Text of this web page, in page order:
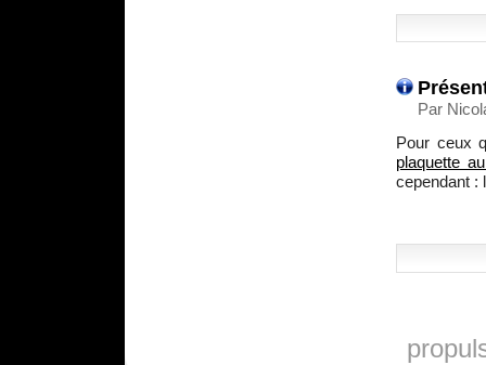
Par
Pour ceux
plaquette
cependant :